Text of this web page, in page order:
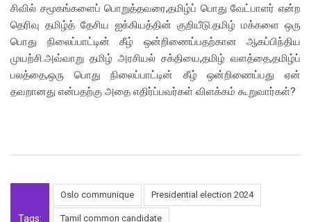
சிவில் சமூகங்களைப் பொறுத்தவரை,தமிழ்ப் பொது வேட்பாளர் என்ற
தெரிவு தமிழ்த் தேசிய ஐக்கியத்தின் குறியீடு.தமிழ் மக்களை ஒரு
பொது நிலைப்பாட்டின் கீழ் ஒன்றிணைப்பதற்கான ஆகப்பிந்திய
முயற்சி.அவ்வாறு தமிழ் அரசியல் சக்தியை,தமிழ் வளத்தை,தமிழ்ப்
பலத்தை,ஒரு பொது நிலைப்பாட்டின் கீழ் ஒன்றிணைப்பது ஏன்
தவறானது என்பதற்கு அதை எதிர்ப்பவர்கள் விளக்கம் கூறுவார்கள்?
Tags:
Oslo communique Presidential election 2024
Tamil common candidate